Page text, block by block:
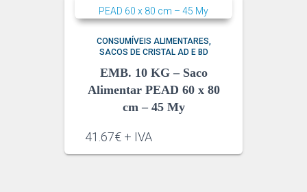
CONSUMÍVEIS ALIMENTARES
SACOS DE CRISTAL AD E BD
EMB. 10 KG – Saco
Alimentar PEAD 60 x 80
cm – 45 My
41.67€ + IVA